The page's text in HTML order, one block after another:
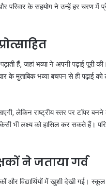
परिवार के सहयोग ने उन्हें हर चरण में
हैं, जहां भव्या ने अपनी पढ़ाई पूरी
के मुताबिक भव्या बचपन से ही पढ़ाई
लेकिन राष्ट्रीय स्तर पर टॉपर बनने
भी लक्ष्य को हासिल कर सकते हैं।
ने जताया गर्व
और विद्यार्थियों में खुशी देखी गई।